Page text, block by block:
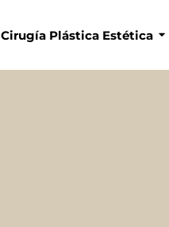
Cirugía Plástica Estética